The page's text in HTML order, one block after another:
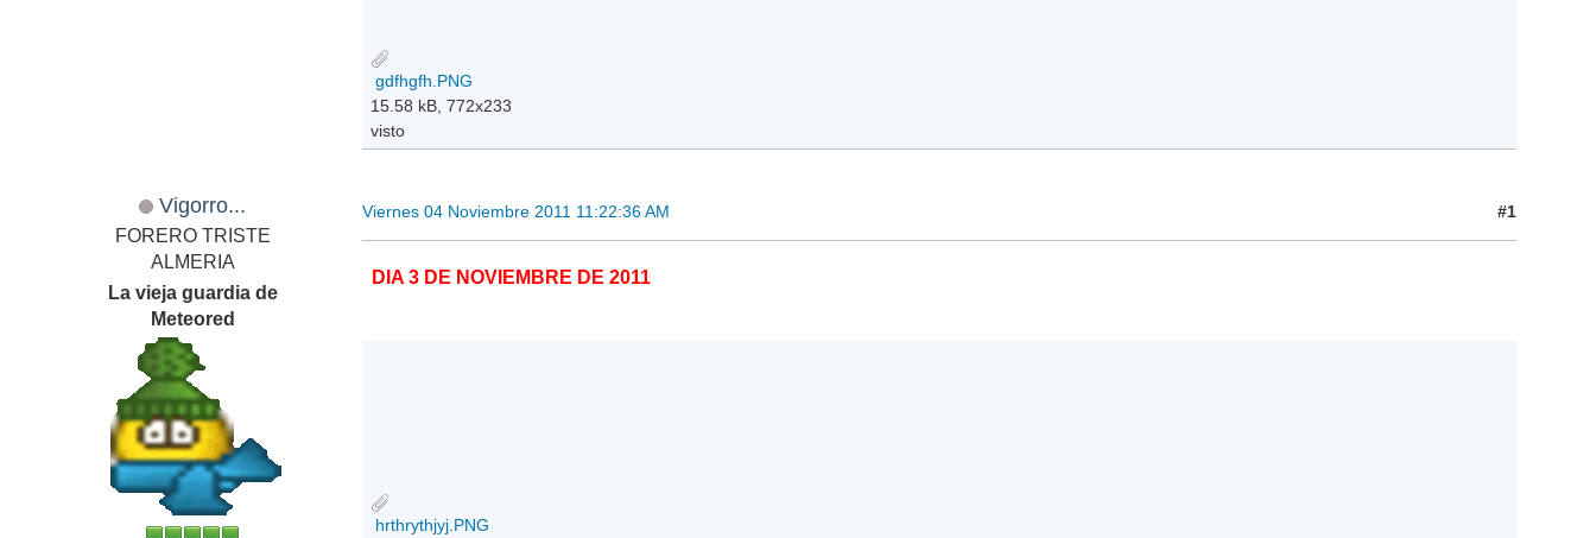
gdfhgfh.PNG
15.58 kB, 772x233
visto
Vigorro...
FORERO TRISTE
ALMERIA
La vieja guardia de
Meteored
Viernes 04 Noviembre 2011 11:22:36 AM #1
DIA 3 DE NOVIEMBRE DE 2011
hrthrythjyj.PNG